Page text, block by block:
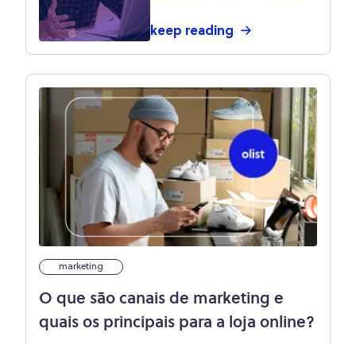
loja virtual
keep reading
marketing
O que são canais de marketing e
quais os principais para a loja online?